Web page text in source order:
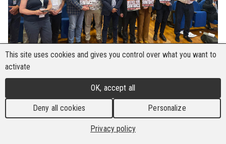
Le 18e congrès de la FILCA CISL, affiliée à l'IBB,
s'est tenu à Salerne, en Italie, du 4 au 6 juin 2025,
année où l'on célèbre le 70e anniversaire du
syndicat de la construction. Le congrès avait
pour thème "Le courage de la participation -
This site uses cookies and gives you control over what you want to
activate
OK, accept all
Deny all cookies Personalize
Privacy policy